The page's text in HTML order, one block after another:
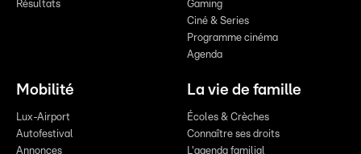
Résultats
Gaming
Ciné & Series
Programme cinéma
Agenda
Mobilité
Lux-Airport
Autofestival
Annonces
La vie de famille
Écoles & Crèches
Connaître ses droits
L'agenda familial